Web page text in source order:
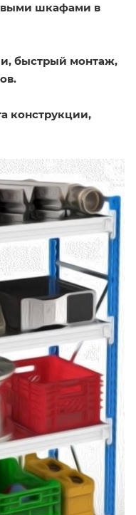
шкафами в
быстрый монтаж,
конструкции,